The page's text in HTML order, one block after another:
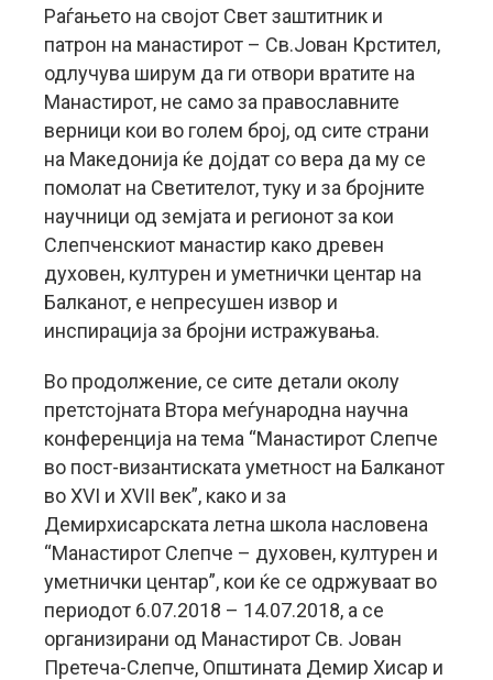
Раѓањето на својот Свет заштитник и
патрон на манастирот – Св.Јован Крстител,
одлучува ширум да ги отвори вратите на
Манастирот, не само за православните
верници кои во голем број, од сите страни
на Македонија ќе дојдат со вера да му се
помолат на Светителот, туку и за бројните
научници од земјата и регионот за кои
Слепченскиот манастир како древен
духовен, културен и уметнички центар на
Балканот, е непресушен извор и
инспирација за бројни истражувања.
Во продолжение, се сите детали околу
претстојната Втора меѓународна научна
конференција на тема “Манастирот Слепче
во пост-византиската уметност на Балканот
во XVI и XVII век”, како и за
Демирхисарската летна школа насловена
“Манастирот Слепче – духовен, културен и
уметнички центар”, кои ќе се одржуваат во
периодот 6.07.2018 – 14.07.2018, а се
организирани од Манастирот Св. Јован
Претеча-Слепче, Општината Демир Хисар и